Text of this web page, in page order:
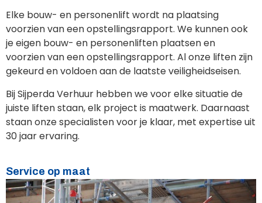
Elke bouw- en personenlift wordt na plaatsing
voorzien van een opstellingsrapport. We kunnen ook
je eigen bouw- en personenliften plaatsen en
voorzien van een opstellingsrapport. Al onze liften zijn
gekeurd en voldoen aan de laatste veiligheidseisen.
Bij Sijperda Verhuur hebben we voor elke situatie de
juiste liften staan, elk project is maatwerk. Daarnaast
staan onze specialisten voor je klaar, met expertise uit
30 jaar ervaring.
Service op maat